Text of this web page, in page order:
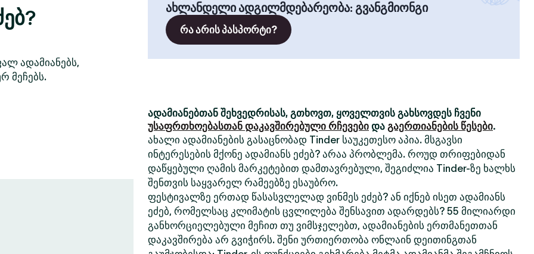
ადამიანებს,
მეჩებს.
ახლანდელი ადგილმდებარეობა: გვანგმიონგი
რა არის პასპორტი?
ადამიანებთან შეხვედრისას, გთხოვთ, ყოველთვის გახსოვდეს ჩვენი
უსაფრთხოებასთან დაკავშირებული რჩევები და გაერთიანების წესები.
ახალი ადამიანების გასაცნობად Tinder საუკეთესო აპია. მსგავსი
ინტერესების მქონე ადამიანს ეძებ? არაა პრობლემა. როუდ თრიფებიდან
დაწყებული ღამის მარკეტებით დამთავრებული, შეგიძლია Tinder-ზე ხალხს
შენთვის საყვარელ რამეებზე ესაუბრო.
ფესტივალზე ერთად წასასვლელად ვინმეს ეძებ? ან იქნებ ისეთ ადამიანს
ეძებ, რომელსაც კლიმატის ცვლილება შენსავით ადარდებს? 55 მილიარდი
განხორციელებული მეჩით თუ ვიმსჯელებთ, ადამიანების ერთმანეთთან
დაკავშირება არ გვიჭირს. შენი ურთიერთობა ონლაინ დეითინგთან